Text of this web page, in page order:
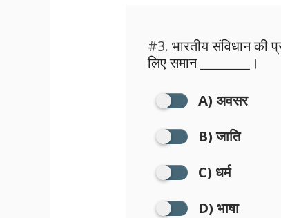
#3. भारतीय संविधान की
लिए समान ________।
A) अवसर
B) जाति
C) धर्म
D) भाषा